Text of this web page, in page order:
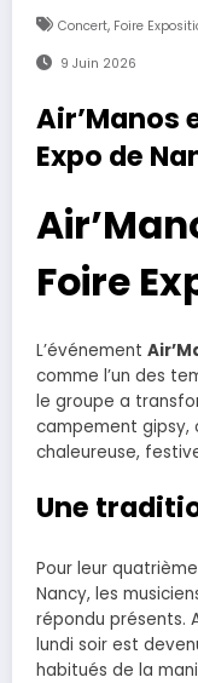
Concert, Foire
9 Juin 2026
Air’Manos
Expo de
Foire
L’événement
comme l’un des
le groupe a
campement gipsy,
chaleureuse,
Une
Pour leur
Nancy, les
répondu présents.
lundi soir est
habitués de la